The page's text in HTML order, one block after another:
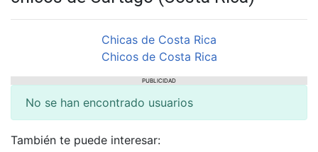
Chicas de Costa Rica
Chicos de Costa Rica
PUBLICIDAD
No se han encontrado usuarios
También te puede interesar: